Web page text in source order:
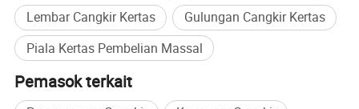
Lembar Cangkir Kertas
Gulungan Cangkir Kertas
Piala Kertas Pembelian Massal
Pemasok terkait